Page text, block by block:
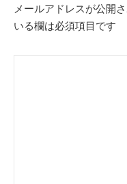
メールアドレスが公開
いる欄は必須項目です